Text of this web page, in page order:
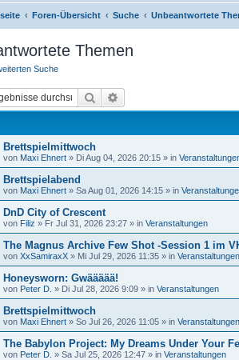
Foren-Übersicht Suche Unbeantwortete
Themen
Suche
Suche
Brettspielmittwoch
von Maxi Ehnert » Di Aug 04, 2026 20:15 » in
Brettspielabend
von Maxi Ehnert » Sa Aug 01, 2026 14:15 » in
DnD City of Crescent
von Filiz » Fr Jul 31, 2026 23:27 » in Veranstaltungen
The Magnus Archive Few Shot -Session 1 im
von XxSamiraxX » Mi Jul 29, 2026 11:35 » in Veranstaltungen
Honeysworn: Gwäääää!
von Peter D. » Di Jul 28, 2026 9:09 » in Veranstaltungen
Brettspielmittwoch
von Maxi Ehnert » So Jul 26, 2026 11:05 » in Veranstaltungen
The Babylon Project: My Dreams Under Your
von Peter D. » Sa Jul 25, 2026 12:47 » in Veranstaltungen